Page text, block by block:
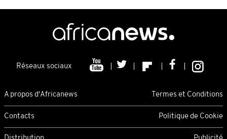
Réseaux sociaux
A propos d'Africanews Termes et Conditions
Contacts Politique de Cookie